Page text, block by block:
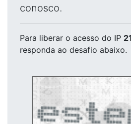
conosco.
Para liberar o acesso do IP
responda ao desafio abaixo.